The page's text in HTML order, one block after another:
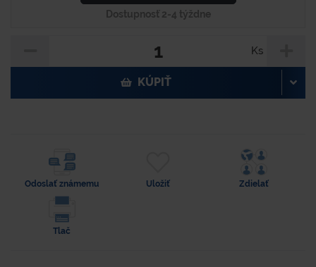
Dostupnosť 2-4 týždne
Ks
KÚPIŤ
Odoslať známemu Uložiť Zdielať
Tlač